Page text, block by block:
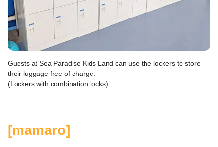
Guests at Sea Paradise Kids Land can use the lockers to store
their luggage free of charge.
(Lockers with combination locks)
[mamaro]